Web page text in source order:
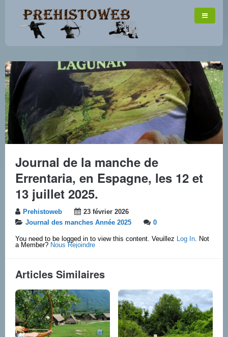
Journal de la manche de
Errentaria, en Espagne, les 12 et
13 juillet 2025.
Prehistoweb
23 février 2026
Journal des manches Année 2025
0
You need to be logged in to view this content. Veuillez Log In. Not
a Member? Nous Rejoindre
Articles Similaires